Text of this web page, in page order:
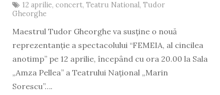
12 aprilie, concert, Teatru National, Tudor
Gheorghe
Maestrul Tudor Gheorghe va susține o nouă
reprezentanție a spectacolului “FEMEIA, al cincilea
anotimp” pe 12 aprilie, începând cu ora 20.00 la Sala
„Amza Pellea” a Teatrului Național „Marin
Sorescu”….